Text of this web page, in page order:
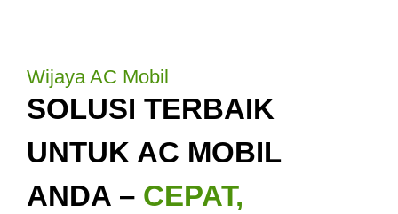
Wijaya AC Mobil
SOLUSI TERBAIK
UNTUK AC MOBIL
ANDA – CEPAT,